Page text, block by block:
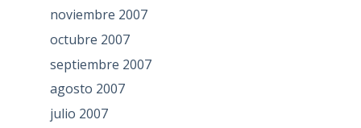
noviembre 2007
octubre 2007
septiembre 2007
agosto 2007
julio 2007